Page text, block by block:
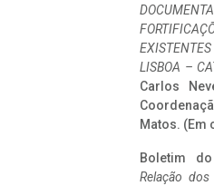
LISBOA –
Carlos
Matos. (Em
Boletim
Relação